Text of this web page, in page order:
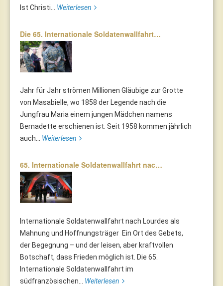
Ist Christi... Weiterlesen
Die 65. Internationale Soldatenwallfahrt…
Jahr für Jahr strömen Millionen Gläubige zur Grotte
von Masabielle, wo 1858 der Legende nach die
Jungfrau Maria einem jungen Mädchen namens
Bernadette erschienen ist. Seit 1958 kommen jährlich
auch... Weiterlesen
65. Internationale Soldatenwallfahrt nac…
Internationale Soldatenwallfahrt nach Lourdes als
Mahnung und Hoffnungsträger Ein Ort des Gebets,
der Begegnung – und der leisen, aber kraftvollen
Botschaft, dass Frieden möglich ist. Die 65.
Internationale Soldatenwallfahrt im
südfranzösischen... Weiterlesen